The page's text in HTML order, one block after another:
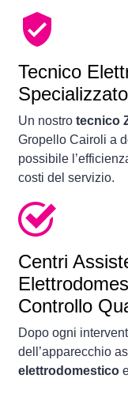
Tecnico
Specializzato
Un nostro tecnico
Gropello Cairoli a
possibile
costi del servizio.
Centri
Controllo
Dopo ogni
dell’apparecchio
elettrodomestico